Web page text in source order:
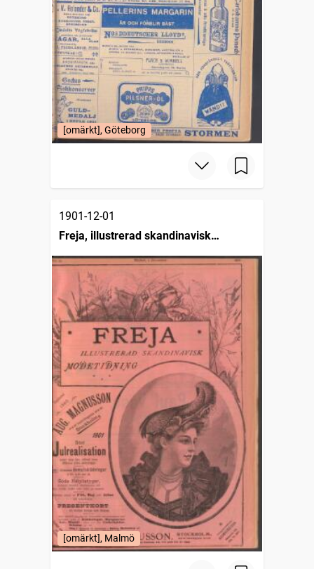
[omärkt], Göteborg
1901-12-01
Freja, illustrerad skandinavisk
modetidning
[omärkt], Malmö